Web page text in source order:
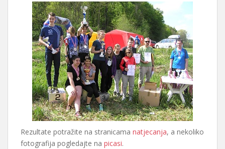
Rezultate potražite na stranicama natjecanja, a nekoliko
fotografija pogledajte na picasi.